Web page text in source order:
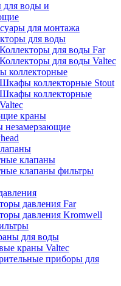
для воды и
для монтажа
для воды
Коллекторы для воды Far
Коллекторы для воды Valtec
коллекторные
Шкафы коллекторные Stout
Шкафы коллекторные
Valtec
краны
незамерзающие
клапаны
клапаны фильтры
давления Far
давления Kromwell
для воды
краны Valtec
приборы для